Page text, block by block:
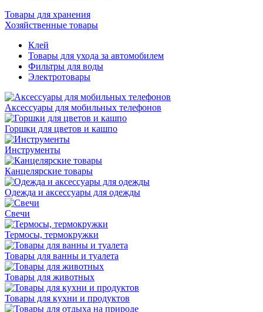
Товары для хранения
Хозяйственные товары
Клей
Товары для ухода за автомобилем
Фильтры для воды
Электротовары
Аксессуары для мобильных телефонов
Горшки для цветов и кашпо
Инструменты
Канцелярские товары
Одежда и аксессуары для одежды
Свечи
Термосы, термокружки
Товары для ванны и туалета
Товары для животных
Товары для кухни и продуктов